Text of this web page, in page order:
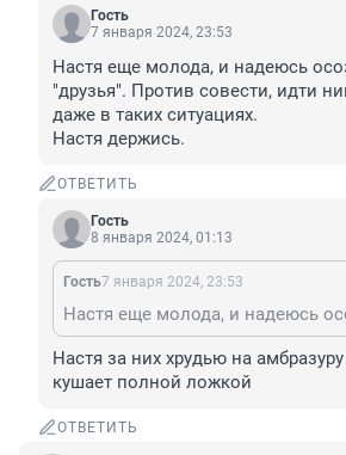
Гость
7 января 2024, 23:53
Настя еще молода, и надеюсь
"друзья". Против совести, идти
даже в таких ситуациях.
Настя держись.
ОТВЕТИТЬ
Гость
8 января 2024, 01:13
Гость7 января 2024, 23:53
Настя за них хрудью на
кушает полной ложкой
ОТВЕТИТЬ